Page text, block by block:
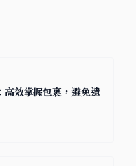
高效掌握包裹，避免遺